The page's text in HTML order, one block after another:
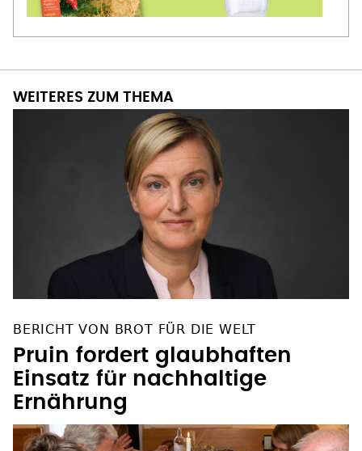
WEITERES ZUM THEMA
BERICHT VON BROT FÜR DIE WELT
Pruin fordert glaubhaften
Einsatz für nachhaltige
Ernährung